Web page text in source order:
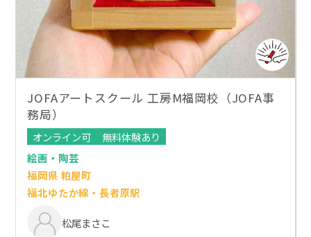
JOFAアートスクール 工房M福岡校（JOFA事
務局）
オンライン可
無料体験あり
絵画・陶芸
福岡県 粕屋町
福北ゆたか線・長者原駅
松尾まさこ